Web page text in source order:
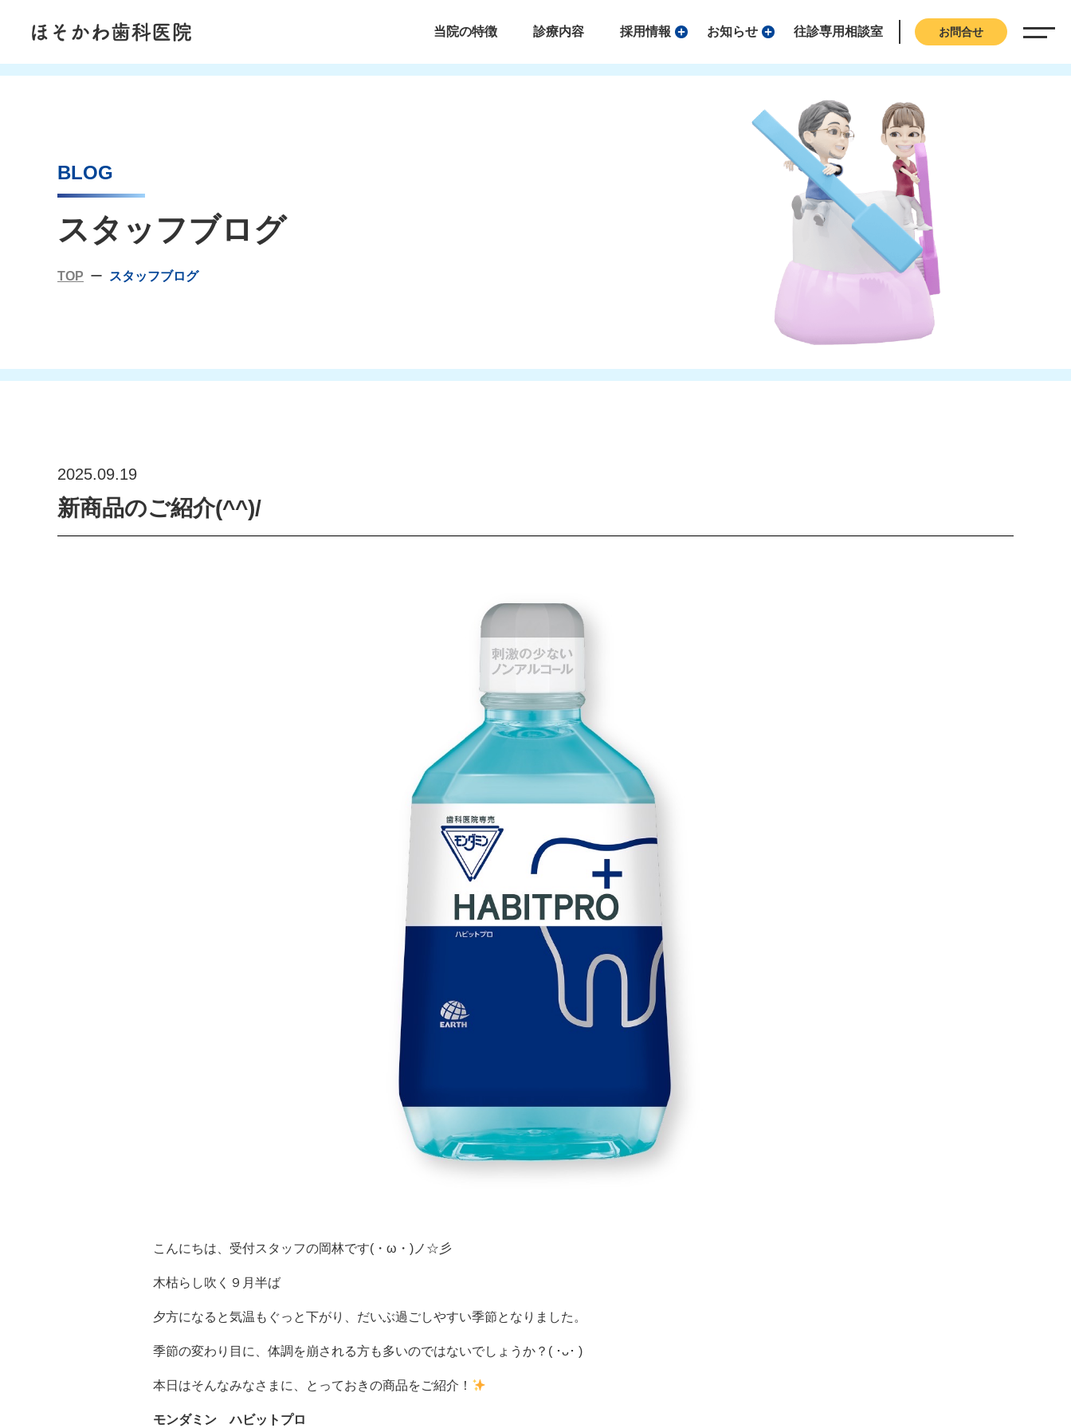
当院の特徴 診療内容 採用情報 お知らせ 往診専用相談室 お問合せ
BLOG
スタッフブログ
TOP スタッフブログ
2025.09.19
新商品のご紹介(^^)/
こんにちは、受付スタッフの岡林です(・ω・)ノ☆彡
木枯らし吹く９月半ば
夕方になると気温もぐっと下がり、だいぶ過ごしやすい季節となりました。
季節の変わり目に、体調を崩される方も多いのではないでしょうか？( ･ᴗ･ )
本日はそんなみなさまに、とっておきの商品をご紹介！
モンダミン ハビットプロ